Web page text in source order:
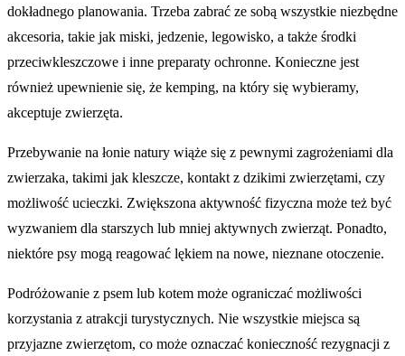
dokładnego planowania. Trzeba zabrać ze sobą wszystkie niezbędne
akcesoria, takie jak miski, jedzenie, legowisko, a także środki
przeciwkleszczowe i inne preparaty ochronne. Konieczne jest
również upewnienie się, że kemping, na który się wybieramy,
akceptuje zwierzęta.
Przebywanie na łonie natury wiąże się z pewnymi zagrożeniami dla
zwierzaka, takimi jak kleszcze, kontakt z dzikimi zwierzętami, czy
możliwość ucieczki. Zwiększona aktywność fizyczna może też być
wyzwaniem dla starszych lub mniej aktywnych zwierząt. Ponadto,
niektóre psy mogą reagować lękiem na nowe, nieznane otoczenie.
Podróżowanie z psem lub kotem może ograniczać możliwości
korzystania z atrakcji turystycznych. Nie wszystkie miejsca są
przyjazne zwierzętom, co może oznaczać konieczność rezygnacji z